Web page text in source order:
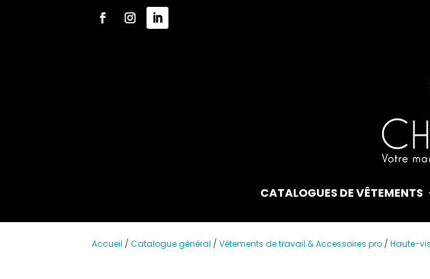
CATALOGUES DE VÊTEMENTS
Accueil /Catalogue général /Vêtements de travail & Accessoires pro /Haute-